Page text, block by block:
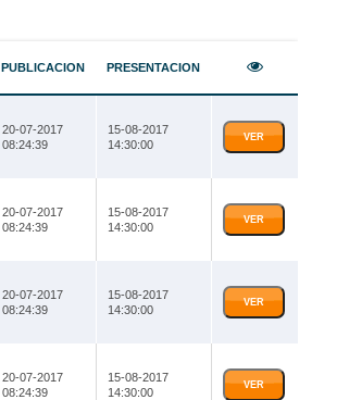
PUBLICACION PRESENTACION
20-07-2017
08:24:39
15-08-2017
14:30:00
VER
20-07-2017
08:24:39
15-08-2017
14:30:00
VER
20-07-2017
08:24:39
15-08-2017
14:30:00
VER
20-07-2017
08:24:39
15-08-2017
14:30:00
VER